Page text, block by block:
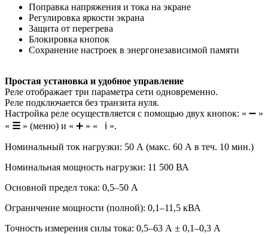
Поправка напряжения и тока на экране
Регулировка яркости экрана
Защита от перегрева
Блокировка кнопок
Сохранение настроек в энергонезависимой памяти
Простая установка и удобное управление
Реле отображает три параметра сети одновременно.
Реле подключается без транзита нуля.
Настройка реле осуществляется с помощью двух кнопок: « ➖ »
« ☰ » (меню) и « ➕ » « ℹ️ ».
Номинальный ток нагрузки: 50 А (макс. 60 А в теч. 10 мин.)
Номинальная мощность нагрузки: 11 500 ВА
Основной предел тока: 0,5–50 А
Ограничение мощности (полной): 0,1–11,5 кВА
Точность измерения силы тока: 0,5–63 А ± 0,1–0,3 А